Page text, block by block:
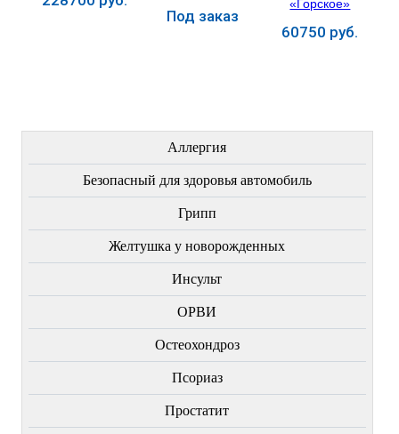
Под заказ
60750 руб.
Аллергия
Безопасный для здоровья автомобиль
Грипп
Желтушка у новорожденных
Инсульт
ОРВИ
Остеохондроз
Пcориаз
Простатит